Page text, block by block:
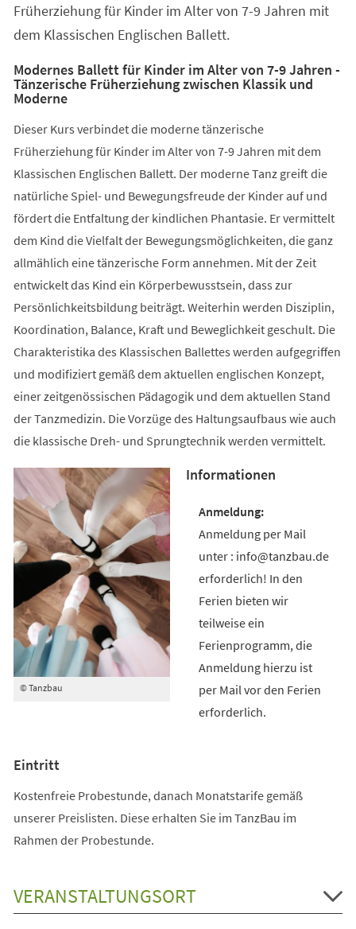
Früherziehung für Kinder im Alter von 7-9 Jahren mit
dem Klassischen Englischen Ballett.
Modernes Ballett für Kinder im Alter von 7-9 Jahren -
Tänzerische Früherziehung zwischen Klassik und
Moderne
Dieser Kurs verbindet die moderne tänzerische
Früherziehung für Kinder im Alter von 7-9 Jahren mit dem
Klassischen Englischen Ballett. Der moderne Tanz greift die
natürliche Spiel- und Bewegungsfreude der Kinder auf und
fördert die Entfaltung der kindlichen Phantasie. Er vermittelt
dem Kind die Vielfalt der Bewegungsmöglichkeiten, die ganz
allmählich eine tänzerische Form annehmen. Mit der Zeit
entwickelt das Kind ein Körperbewusstsein, dass zur
Persönlichkeitsbildung beiträgt. Weiterhin werden Disziplin,
Koordination, Balance, Kraft und Beweglichkeit geschult. Die
Charakteristika des Klassischen Ballettes werden aufgegriffen
und modifiziert gemäß dem aktuellen englischen Konzept,
einer zeitgenössischen Pädagogik und dem aktuellen Stand
der Tanzmedizin. Die Vorzüge des Haltungsaufbaus wie auch
die klassische Dreh- und Sprungtechnik werden vermittelt.
© Tanzbau
Informationen
Anmeldung per Mail
unter : info@tanzbau.de
erforderlich! In den
Ferien bieten wir
teilweise ein
Ferienprogramm, die
Anmeldung hierzu ist
per Mail vor den Ferien
erforderlich.
Eintritt
Kostenfreie Probestunde, danach Monatstarife gemäß
unserer Preislisten. Diese erhalten Sie im TanzBau im
Rahmen der Probestunde.
VERANSTALTUNGSORT